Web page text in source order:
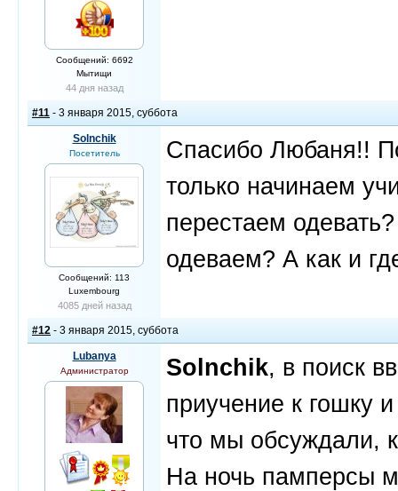
Сообщений: 6692
Мытищи
44 дня назад
#11 - 3 января 2015, суббота
Solnchik
Посетитель
Сообщений: 113
Luxembourg
4085 дней назад
Спасибо Любаня!!
только начинаем
перестаем
одеваем? А как и
#12 - 3 января 2015, суббота
Lubanya
Администратор Solnchik, в поиск
приучение к гошку
что мы обсуждали,
На ночь памперсы